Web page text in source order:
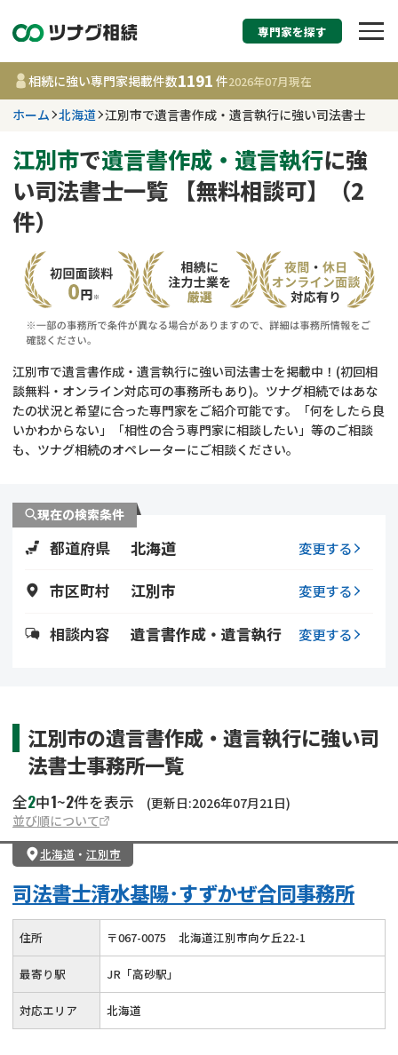
相続税申告・相続手
す
北海道
事務所 1191
相談内容で探す
遺言書作成・遺言執行
相続登記
遺留分侵害額請求
相続手続き
不動産評価(相続不動
費用相場
コラム
相続手続き
遺言
調査・アンケート
専門家を探す
相続に強い専門家掲載件数1191 件2026年07月現在
ホーム 北海道 江別市で遺言書作成・遺言執行に強い司法書士
江別市で遺言書作成・遺言執行に強
い司法書士一覧 【無料相談可】（2
件）
江別市で遺言書作成・遺言執行に強い司法書士を掲載中！(初回相
談無料・オンライン対応可の事務所もあり)。ツナグ相続ではあな
たの状況と希望に合った専門家をご紹介可能です。「何をしたら良
いかわからない」「相性の合う専門家に相談したい」等のご相談
も、ツナグ相続のオペレーターにご相談ください。
現在の検索条件
都道府県 北海道 変更する
市区町村 江別市 変更する
相談内容 遺言書作成・遺言執行 変更する
江別市の遺言書作成・遺言執行に強い司
法書士事務所一覧
全2中1~2件を表示
(更新日:2026年07月21日)
並び順について
北海道 ・ 江別市
司法書士清水基陽･すずかぜ合同事務所
住所 〒067-0075 北海道江別市向ケ丘22-1
最寄り駅 JR「高砂駅」
対応エリア 北海道